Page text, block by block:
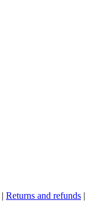
| Returns and refunds |